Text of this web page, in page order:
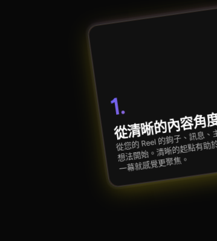
1.
從清晰的內容角
從您的 Reel 的鉤子、訊息
想法開始。清晰的起點有助
一幕就感覺更聚焦。